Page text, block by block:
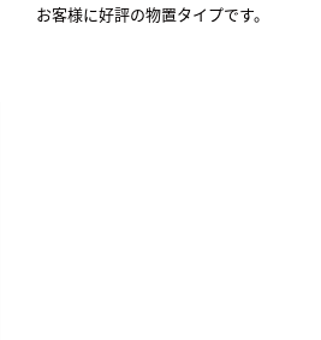
お客様に好評の物置タイプです。